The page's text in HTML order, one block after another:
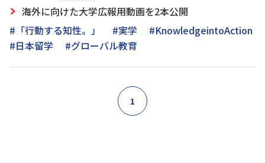
海外に向けた大学広報用動画を2本公開
#「行動する知性。」
#実学
#KnowledgeintoAction
#日本留学
#グローバル教育
1